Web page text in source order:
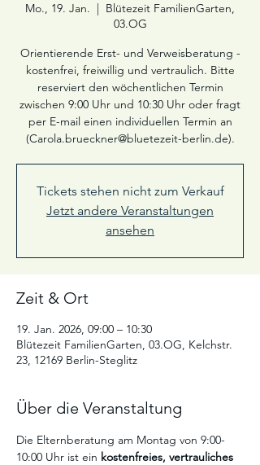
Mo., 19. Jan.
  |
Blütezeit FamilienGarten,
03.OG
Orientierende Erst- und Verweisberatung -
kostenfrei, freiwillig und vertraulich. Bitte
reserviert den wöchentlichen Termin
zwischen 9:00 Uhr und 10:30 Uhr oder fragt
per E-mail einen individuellen Termin an
(Carola.brueckner@bluetezeit-berlin.de).
Tickets stehen nicht zum Verkauf
Jetzt andere Veranstaltungen
ansehen
Zeit & Ort
19. Jan. 2026, 09:00 – 10:30
Blütezeit FamilienGarten, 03.OG, Kelchstr.
23, 12169 Berlin-Steglitz
Über die Veranstaltung
Die Elternberatung am Montag von 9:00-
10:00 Uhr ist ein kostenfreies, vertrauliches